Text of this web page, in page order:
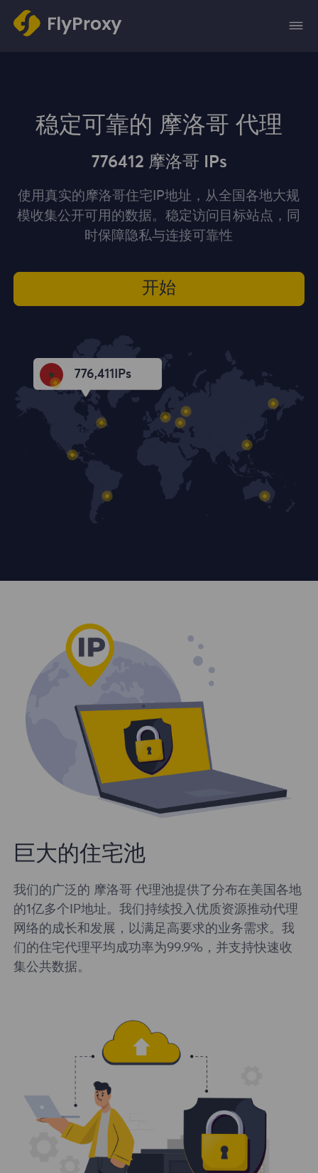
稳定可靠的 摩洛哥 代理
776412 摩洛哥 IPs
使用真实的摩洛哥住宅IP地址，从全国各地大规
模收集公开可用的数据。稳定访问目标站点，同
时保障隐私与连接可靠性
开始
776,412 IPs
巨大的住宅池
我们的广泛的 摩洛哥 代理池提供了分布在美国各地
的1亿多个IP地址。我们持续投入优质资源推动代理
网络的成长和发展，以满足高要求的业务需求。我
们的住宅代理平均成功率为99.9%，并支持快速收
集公共数据。